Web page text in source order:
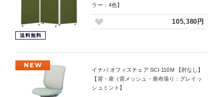
送料無料
ラー：4色】
105,380円
NEW
イナバ オフィスチェア SCI-110M 【肘なし】
【背・座（背メッシュ・座布張り：グレイッ
シュミント】